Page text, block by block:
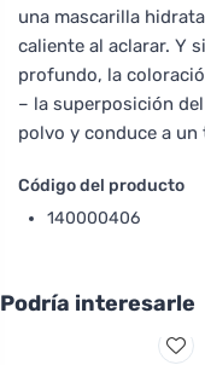
una mascarilla
caliente al aclarar. Y
profundo, la
– la superposición
polvo y conduce a
Código del producto
140000406
Podría interesarle